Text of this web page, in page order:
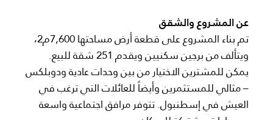
عن المشروع والشقق
تم بناء المشروع على قطعة أرض مساحتها 7,600م2،
ويتألف من برجين سكنيين ويقدم 251 شقة للبيع.
يمكن للمشترين الاختيار من بين وحدات عادية ودوبلكس
– مثالي للمستثمرين وأيضاً للعائلات التي ترغب في
العيش في إسطنبول. تتوفر مرافق اجتماعية واسعة